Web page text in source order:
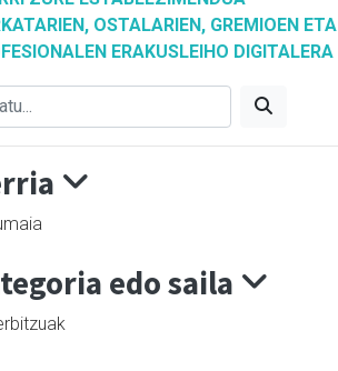
OSTALARIEN, GREMIOEN ETA
ERAKUSLEIHO DIGITALERA
edo saila